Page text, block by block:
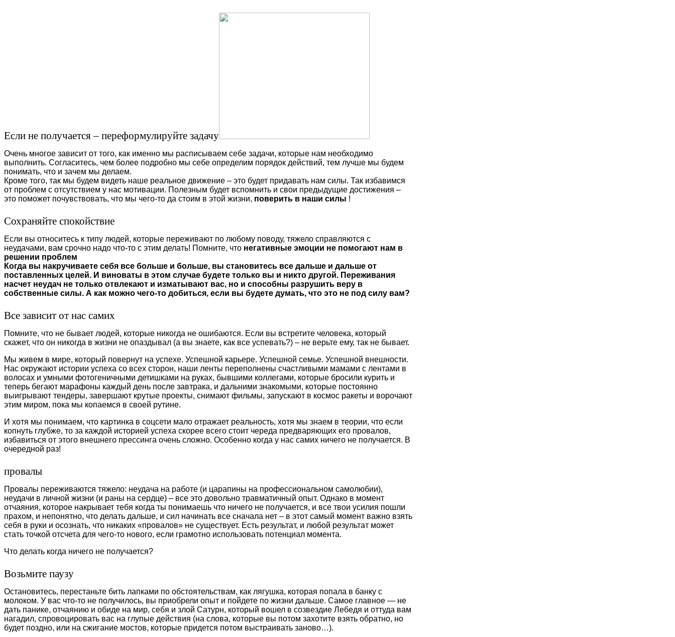
Если не получается – переформулируйте задачу
Очень многое зависит от того, как именно мы расписываем себе задачи, которые нам необходимо
выполнить. Согласитесь, чем более подробно мы себе определим порядок действий, тем лучше мы будем
понимать, что и зачем мы делаем.
Кроме того, так мы будем видеть наше реальное движение – это будет придавать нам силы. Так избавимся
от проблем с отсутствием у нас мотивации. Полезным будет вспомнить и свои предыдущие достижения –
это поможет почувствовать, что мы чего-то да стоим в этой жизни, поверить в наши силы !
Сохраняйте спокойствие
Если вы относитесь к типу людей, которые переживают по любому поводу, тяжело справляются с
неудачами, вам срочно надо что-то с этим делать! Помните, что негативные эмоции не помогают нам в
решении проблем
Когда вы накручиваете себя все больше и больше, вы становитесь все дальше и дальше от
поставленных целей. И виноваты в этом случае будете только вы и никто другой. Переживания
насчет неудач не только отвлекают и изматывают вас, но и способны разрушить веру в
собственные силы. А как можно чего-то добиться, если вы будете думать, что это не под силу вам?
Все зависит от нас самих
Помните, что не бывает людей, которые никогда не ошибаются. Если вы встретите человека, который
скажет, что он никогда в жизни не опаздывал (а вы знаете, как все успевать?) – не верьте ему, так не бывает.
Мы живем в мире, который повернут на успехе. Успешной карьере. Успешной семье. Успешной внешности.
Нас окружают истории успеха со всех сторон, наши ленты переполнены счастливыми мамами с лентами в
волосах и умными фотогеничными детишками на руках, бывшими коллегами, которые бросили курить и
теперь бегают марафоны каждый день после завтрака, и дальними знакомыми, которые постоянно
выигрывают тендеры, завершают крутые проекты, снимают фильмы, запускают в космос ракеты и ворочают
этим миром, пока мы копаемся в своей рутине.
И хотя мы понимаем, что картинка в соцсети мало отражает реальность, хотя мы знаем в теории, что если
копнуть глубже, то за каждой историей успеха скорее всего стоит череда предваряющих его провалов,
избавиться от этого внешнего прессинга очень сложно. Особенно когда у нас самих ничего не получается. В
очередной раз!
провалы
Провалы переживаются тяжело: неудача на работе (и царапины на профессиональном самолюбии),
неудачи в личной жизни (и раны на сердце) – все это довольно травматичный опыт. Однако в момент
отчаяния, которое накрывает тебя когда ты понимаешь что ничего не получается, и все твои усилия пошли
прахом, и непонятно, что делать дальше, и сил начинать все сначала нет – в этот самый момент важно взять
себя в руки и осознать, что никаких «провалов» не существует. Есть результат, и любой результат может
стать точкой отсчета для чего-то нового, если грамотно использовать потенциал момента.
Что делать когда ничего не получается?
Возьмите паузу
Остановитесь, перестаньте бить лапками по обстоятельствам, как лягушка, которая попала в банку с
молоком. У вас что-то не получилось, вы приобрели опыт и пойдете по жизни дальше. Самое главное — не
дать панике, отчаянию и обиде на мир, себя и злой Сатурн, который вошел в созвездие Лебедя и оттуда вам
нагадил, спровоцировать вас на глупые действия (на слова, которые вы потом захотите взять обратно, но
будет поздно, или на сжигание мостов, которые придется потом выстраивать заново…).